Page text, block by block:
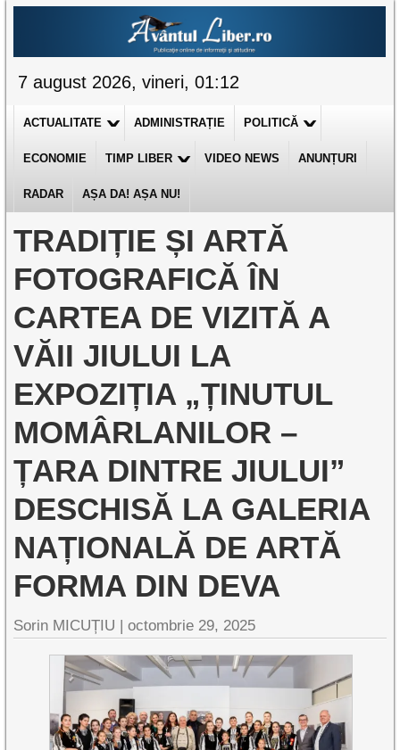
7 august 2026, vineri, 01:12
ACTUALITATE ADMINISTRAȚIE POLITICĂ
ECONOMIE TIMP LIBER VIDEO NEWS ANUNȚURI
RADAR AȘA DA! AȘA NU!
TRADIȚIE ȘI ARTĂ
FOTOGRAFICĂ ÎN
CARTEA DE VIZITĂ A
VĂII JIULUI LA
EXPOZIȚIA „ȚINUTUL
MOMÂRLANILOR –
ȚARA DINTRE JIULUI”
DESCHISĂ LA GALERIA
NAȚIONALĂ DE ARTĂ
FORMA DIN DEVA
Sorin MICUȚIU |octombrie 29, 2025